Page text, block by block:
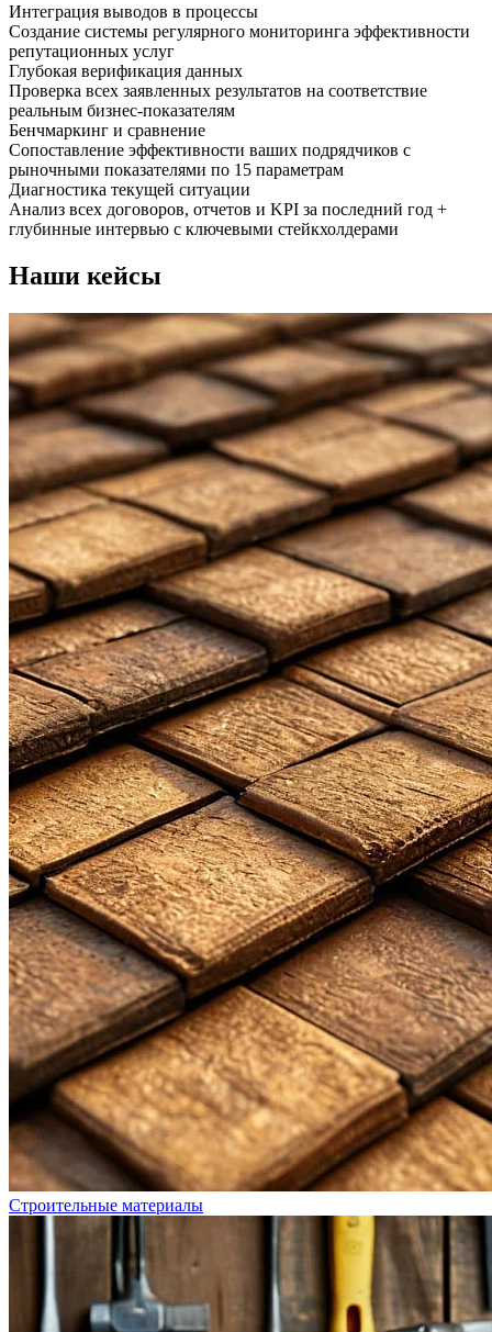
Интеграция выводов в процессы
Создание системы регулярного мониторинга эффективности
репутационных услуг
Глубокая верификация данных
Проверка всех заявленных результатов на соответствие
реальным бизнес-показателям
Бенчмаркинг и сравнение
Сопоставление эффективности ваших подрядчиков с
рыночными показателями по 15 параметрам
Диагностика текущей ситуации
Анализ всех договоров, отчетов и KPI за последний год +
глубинные интервью с ключевыми стейкхолдерами
Наши кейсы
Строительные материалы